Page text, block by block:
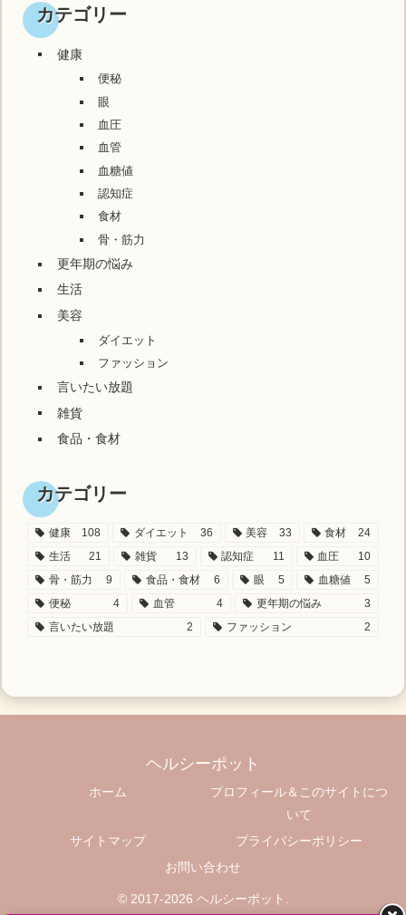
カテゴリー
健康
便秘
眼
血圧
血管
血糖値
認知症
食材
骨・筋力
更年期の悩み
生活
美容
ダイエット
ファッション
言いたい放題
雑貨
食品・食材
カテゴリー
健康 108 ダイエット 36 美容 33 食材
24
生活
21 雑貨 13 認知症 11 血圧
10
骨・筋力
9 食品・食材 6 眼 5 血糖値
5
便秘
4 血管 4 更年期の悩み
3
言いたい放題
2 ファッション 2
ヘルシーポット
ホーム
プロフィール＆このサイトにつ
いて
サイトマップ
プライバシーポリシー
お問い合わせ
© 2017-2026 ヘルシーポット.